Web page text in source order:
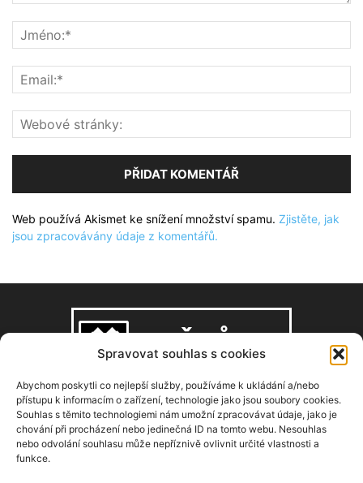
Spravovat souhlas s cookies
Abychom poskytli co nejlepší služby, používáme k ukládání a/nebo
přístupu k informacím o zařízení, technologie jako jsou soubory cookies.
Souhlas s těmito technologiemi nám umožní zpracovávat údaje, jako je
chování při procházení nebo jedinečná ID na tomto webu. Nesouhlas
nebo odvolání souhlasu může nepříznivě ovlivnit určité vlastnosti a
funkce.
Web používá Akismet ke snížení množství spamu. Zjistěte, jak
jsou zpracovávány údaje z komentářů.
O NÁS